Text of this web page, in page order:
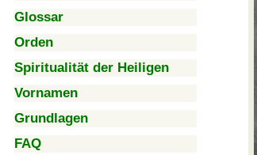
Glossar
Orden
Spiritualität der Heiligen
Vornamen
Grundlagen
FAQ